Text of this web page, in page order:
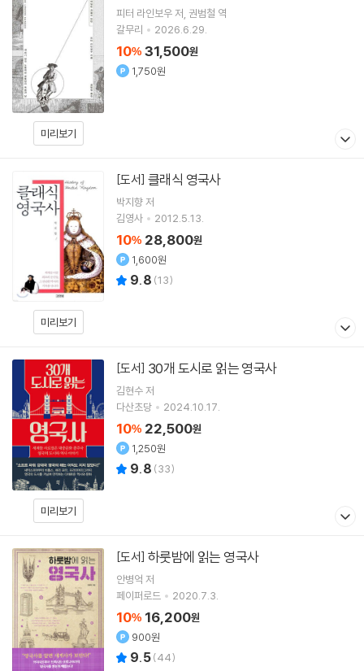
미리보기
피터 라인보우저 권범철 역
갈무리
2026.6.29.
10% 31,500원
1,750원
미리보기
[도서] 클래식 영국사
박지향저
김영사
2012.5.13.
10% 28,800원
1,600원
9.8 (13)
미리보기
[도서] 30개 도시로 읽는 영국사
김현수저
다산초당
2024.10.17.
10% 22,500원
1,250원
9.8 (33)
[도서] 하룻밤에 읽는 영국사
안병억 저
페이퍼로드
2020.7.3.
10% 16,200원
900원
9.5(44)